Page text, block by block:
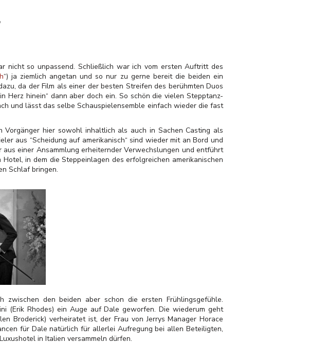
nicht so unpassend. Schließlich war ich vom ersten Auftritt des
“) ja ziemlich angetan und so nur zu gerne bereit die beiden ein
da der Film als einer der besten Streifen des berühmten Duos
Herz hinein“ dann aber doch ein. So schön die vielen Stepptanz-
und lässt das selbe Schauspielensemble einfach wieder die fast
Vorgänger hier sowohl inhaltlich als auch in Sachen Casting als
aus “Scheidung auf amerikanisch“ sind wieder mit an Bord und
einer Ansammlung erheiternder Verwechslungen und entführt
in dem die Steppeinlagen des erfolgreichen amerikanischen
Schlaf bringen.
den beiden aber schon die ersten Frühlingsgefühle.
(Erik Rhodes) ein Auge auf Dale geworfen. Die wiederum geht
Broderick) verheiratet ist, der Frau von Jerrys Manager Horace
für Dale natürlich für allerlei Aufregung bei allen Beteiligten,
in Italien versammeln dürfen.